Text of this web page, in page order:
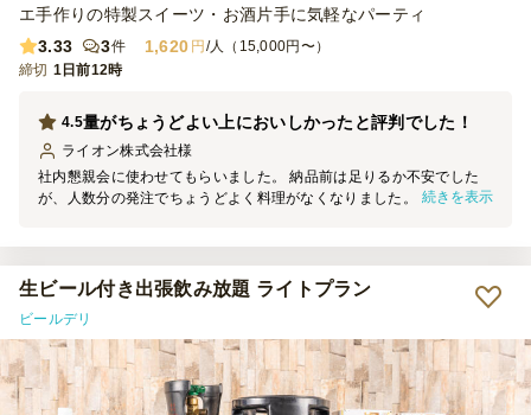
エ手作りの特製スイーツ・お酒片手に気軽なパーティ
3.33
3件 1,620 円/人（15,000円〜）
締切 1日前12時
量がちょうどよい上においしかったと評判でした！
4.5
ライオン株式会社様
社内懇親会に使わせてもらいました。 納品前は足りるか不安でした
が、人数分の発注でちょうどよく料理がなくなりました。 参加者か
続きを表示
生ビール付き出張飲み放題 ライトプラン
ビールデリ